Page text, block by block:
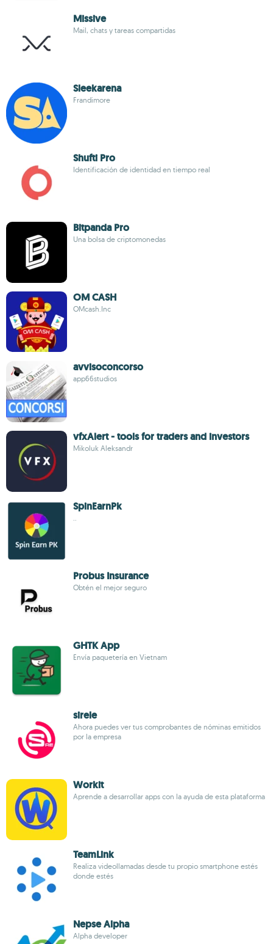
Missive
Mail, chats y tareas compartidas
Sleekarena
Frandimore
Shufti Pro
Identificación de identidad en tiempo real
Bitpanda Pro
Una bolsa de criptomonedas
OM CASH
OMcash.Inc
avvisoconcorso
app66studios
vfxAlert - tools for traders and investors
Mikoluk Aleksandr
SpinEarnPk
..
Probus Insurance
Obtén el mejor seguro
GHTK App
Envía paquetería en Vietnam
sirele
Ahora puedes ver tus comprobantes de nóminas emitidos
por la empresa
Workit
Aprende a desarrollar apps con la ayuda de esta plataforma
TeamLink
Realiza videollamadas desde tu propio smartphone estés
donde estés
Nepse Alpha
Alpha developer